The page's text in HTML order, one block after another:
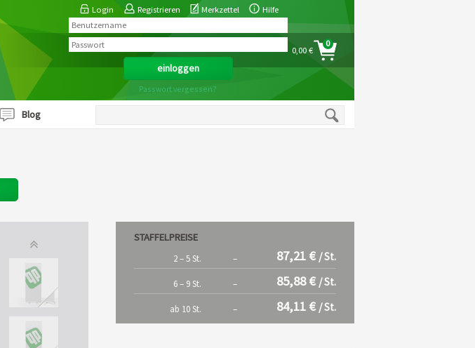
Login Registrieren Merkzettel Hilfe
Passwort vergessen?
0,00 €
0
Blog
STAFFELPREISE
2 – 5 St. – 87,21 € / St.
6 – 9 St. – 85,88 € / St.
ab 10 St. – 84,11 € / St.